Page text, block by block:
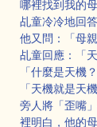
哪裡找到我的母
乩童冷冷地回
他又問：「母
乩童回應：「天
「什麼是天機
「天機就是天
旁人將「歪嘴
裡明白，他的